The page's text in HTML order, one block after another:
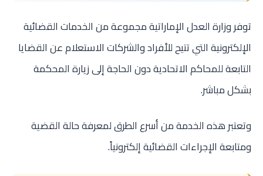
توفر وزارة العدل الإماراتية مجموعة من الخدمات القضائية
الإلكترونية التي تتيح للأفراد والشركات الاستعلام عن القضايا
التابعة للمحاكم الاتحادية دون الحاجة إلى زيارة المحكمة
بشكل مباشر.
وتعتبر هذه الخدمة من أسرع الطرق لمعرفة حالة القضية
ومتابعة الإجراءات القضائية إلكترونياً.